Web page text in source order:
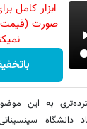
ابزار کامل
صورت (قیمت
به این
دانشگاه